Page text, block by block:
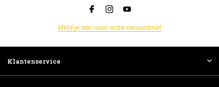
Meld je aan voor onze nieuwsbrief
Klantenservice